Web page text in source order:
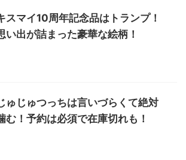
スマイ10周年記念品はトランプ！
い出が詰まった豪華な絵柄！
ゅじゅつっちは言いづらくて絶対
む！予約は必須で在庫切れも！